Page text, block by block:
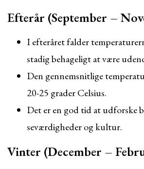
Efterår (September –
I efteråret falder
stadig behageligt at være
Den gennemsnitlige
20-25 grader Celsius.
Det er en god tid at udforske
seværdigheder og kultur.
Vinter (December –